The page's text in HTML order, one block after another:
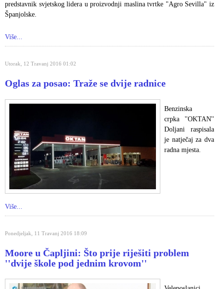
predstavnik svjetskog lidera u proizvodnji maslina tvrtke "Agro Sevilla" iz
Španjolske.
Više...
Utorak, 12 Travanj 2016 01:02
Oglas za posao: Traže se dvije radnice
Benzinska
crpka ''OKTAN''
Doljani raspisala
je natječaj za dva
radna mjesta.
Više...
Ponedjeljak, 11 Travanj 2016 18:09
Moore u Čapljini: Što prije riješiti problem
''dvije škole pod jednim krovom''